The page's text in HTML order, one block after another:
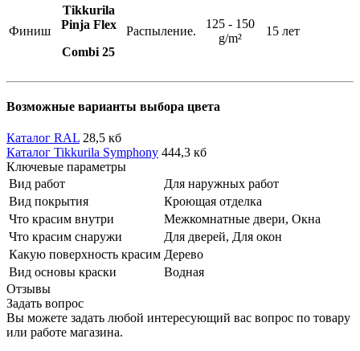
Финиш
Tikkurila
Pinja Flex
Combi 25
Распыление.
125 - 150
g/m²
15 лет
Возможные варианты выбора цвета
Каталог RAL 28,5 кб
Каталог Tikkurila Symphony 444,3 кб
Ключевые параметры
Вид работ
Для наружных работ
Вид покрытия
Кроющая отделка
Что красим внутри
Межкомнатные двери, Окна
Что красим снаружи
Для дверей, Для окон
Какую поверхность красим Дерево
Вид основы краски
Водная
Отзывы
Задать вопрос
Вы можете задать любой интересующий вас вопрос по товару
или работе магазина.